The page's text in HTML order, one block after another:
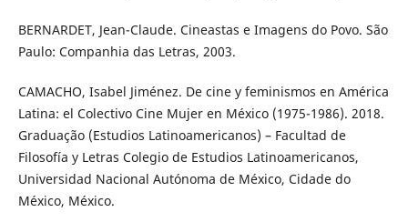
BERNARDET, Jean-Claude. Cineastas e Imagens do Povo. São
Paulo: Companhia das Letras, 2003.
CAMACHO, Isabel Jiménez. De cine y feminismos en América
Latina: el Colectivo Cine Mujer en México (1975-1986). 2018.
Graduação (Estudios Latinoamericanos) – Facultad de
Filosofía y Letras Colegio de Estudios Latinoamericanos,
Universidad Nacional Autónoma de México, Cidade do
México, México.